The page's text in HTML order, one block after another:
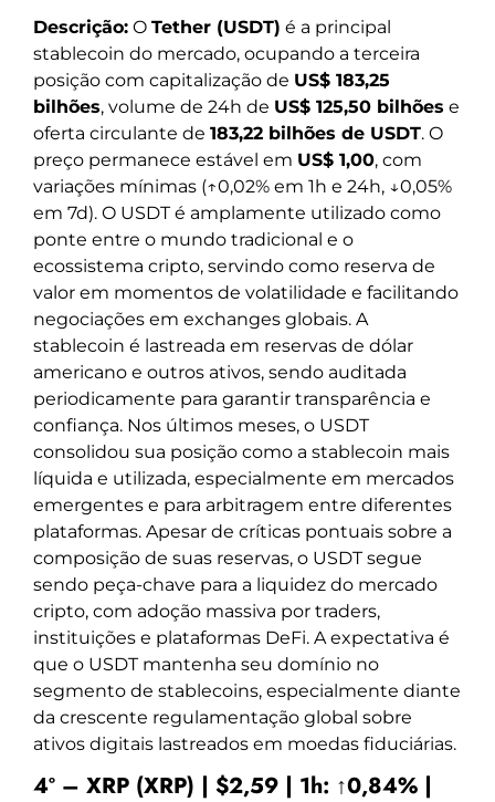
Descrição: O Tether (USDT) é a principal
stablecoin do mercado, ocupando a terceira
posição com capitalização de US$ 183,25
bilhões, volume de 24h de US$ 125,50 bilhões e
oferta circulante de 183,22 bilhões de USDT. O
preço permanece estável em US$ 1,00, com
variações mínimas (↑0,02% em 1h e 24h, ↓0,05%
em 7d). O USDT é amplamente utilizado como
ponte entre o mundo tradicional e o
ecossistema cripto, servindo como reserva de
valor em momentos de volatilidade e facilitando
negociações em exchanges globais. A
stablecoin é lastreada em reservas de dólar
americano e outros ativos, sendo auditada
periodicamente para garantir transparência e
confiança. Nos últimos meses, o USDT
consolidou sua posição como a stablecoin mais
líquida e utilizada, especialmente em mercados
emergentes e para arbitragem entre diferentes
plataformas. Apesar de críticas pontuais sobre a
composição de suas reservas, o USDT segue
sendo peça-chave para a liquidez do mercado
cripto, com adoção massiva por traders,
instituições e plataformas DeFi. A expectativa é
que o USDT mantenha seu domínio no
segmento de stablecoins, especialmente diante
da crescente regulamentação global sobre
ativos digitais lastreados em moedas fiduciárias.
4º – XRP (XRP) | $2,59 | 1h: ↑0,84% |